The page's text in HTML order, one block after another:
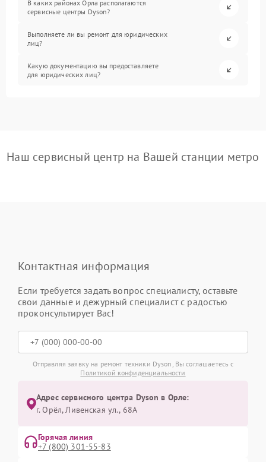
В каких районах Орла располагаются
сервисные центры Dyson?
Выполняете ли вы ремонт для юридических
лиц?
Какую документацию вы предоставляете
для юридических лиц?
Наш сервисный центр на Вашей станции метро
Контактная информация
Если требуется задать вопрос специалисту, оставьте
свои данные и дежурный специалист с радостью
проконсультирует Вас!
Отправляя заявку на ремонт техники Dyson, Вы соглашаетесь с
Политикой конфиденциальности
Адрес сервисного центра Dyson в Орле:
г. Орёл, Ливенская ул., 68А
Горячая линия
+7 (800) 301-55-83